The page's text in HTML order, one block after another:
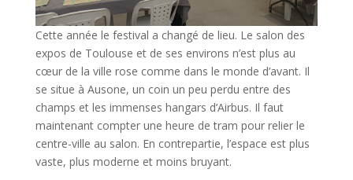
Cette année le festival a changé de lieu. Le salon des
expos de Toulouse et de ses environs n’est plus au
cœur de la ville rose comme dans le monde d’avant. Il
se situe à Ausone, un coin un peu perdu entre des
champs et les immenses hangars d’Airbus. Il faut
maintenant compter une heure de tram pour relier le
centre-ville au salon. En contrepartie, l’espace est plus
vaste, plus moderne et moins bruyant.